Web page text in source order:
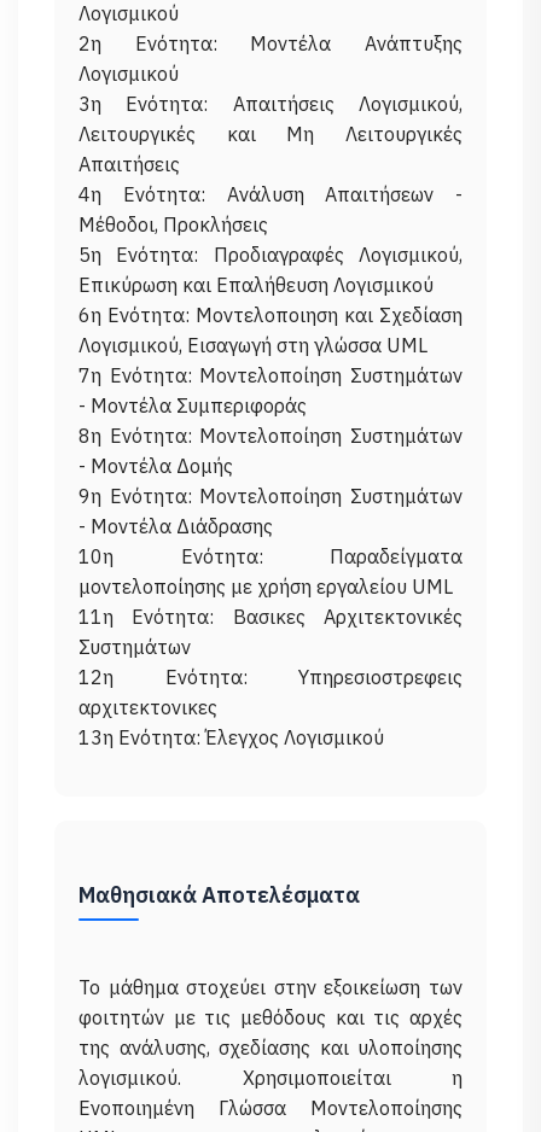
Λογισμικού
2η Ενότητα: Μοντέλα Ανάπτυξης
Λογισμικού
3η Ενότητα: Απαιτήσεις Λογισμικού,
Λειτουργικές και Μη Λειτουργικές
Απαιτήσεις
4η Ενότητα: Ανάλυση Απαιτήσεων -
Μέθοδοι, Προκλήσεις
5η Ενότητα: Προδιαγραφές Λογισμικού,
Επικύρωση και Επαλήθευση Λογισμικού
6η Ενότητα: Μοντελοποιηση και Σχεδίαση
Λογισμικού, Εισαγωγή στη γλώσσα UML
7η Ενότητα: Μοντελοποίηση Συστημάτων
- Μοντέλα Συμπεριφοράς
8η Ενότητα: Μοντελοποίηση Συστημάτων
- Μοντέλα Δομής
9η Ενότητα: Μοντελοποίηση Συστημάτων
- Μοντέλα Διάδρασης
10η Ενότητα: Παραδείγματα
μοντελοποίησης με χρήση εργαλείου UML
11η Ενότητα: Βασικες Aρχιτεκτονικές
Συστημάτων
12η Ενότητα: Υπηρεσιοστρεφεις
αρχιτεκτονικες
Μαθησιακά Αποτελέσματα
To μάθημα στοχεύει στην εξοικείωση των
φοιτητών με τις μεθόδους και τις αρχές
της ανάλυσης, σχεδίασης και υλοποίησης
λογισμικού. Χρησιμοποιείται η
Ενοποιημένη Γλώσσα Μοντελοποίησης